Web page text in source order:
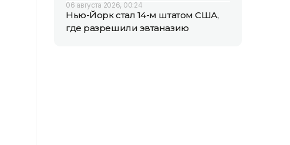
06 августа 2026, 00:24
Нью-Йорк стал 14-м штатом США,
где разрешили эвтаназию